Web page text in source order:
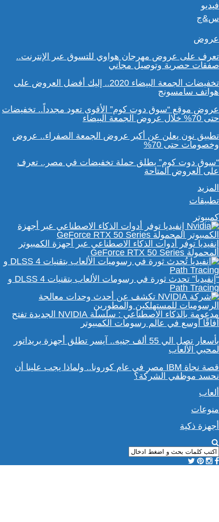
فيديو
س&ج
عروض
تعرف على عروض مهرجان هواوي للتسوق عبر الإنترنت..
صفقات حصرية وتوصيل مجاني
تخفيضات الجمعة البيضاء 2020.. إليك أفضل العروض على
هواتف سامسونج
عروض موقع “سوق دوت كوم” الأقوى تعود مجدداً.. تخفيضات
حتى 70% خلال عروض الجمعة البيضاء
تطبيق نون يعلن عن أكبر عروض الجمعة الصفراء.. عروض
وخصومات حتى 70%
“سوق دوت كوم” يطلق حملة تخفيضات في مصر.. تعرف
على العروض المتاحة
المزيد
تطبيقات
كمبيوتر
إنفيديا توفر أدوات الذكاء الاصطناعي عبر أجهزة الكمبيوتر
المحمولة GeForce RTX 50 Series
“إنفيديا” تحدث ثورة في رسومات الألعاب بتقنيات DLSS 4 و
Path Tracing
مدعومة بالذكاء الاصطناعي : سلسلة NVIDIA الجديدة تفتح
آفاقًا أوسع في عالم رسومات الكمبيوتر
بأسعار تصل الي 55 ألف جنيه.. آيسر تطلق أجهزة بريداتور
لمحبي الألعاب
قصة نجاة IBM مصر في عام كورونا.. ولماذا يجب علينا أن
نحسد موظفي الشركة؟
ألعاب
منوعات
أجهزة ذكية